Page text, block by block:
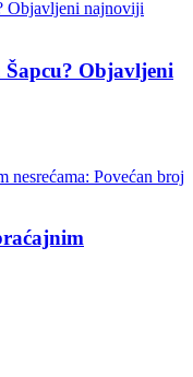
Objavljeni